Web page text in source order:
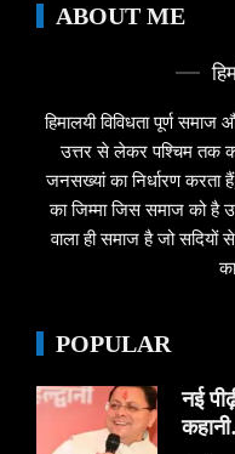
ABOUT ME
हिमालयी विविधता पूर्ण
उत्तर से लेकर पश्चिम तक
जनसख्यां का निर्धारण करता
का जिम्मा जिस समाज को है
वाला ही समाज है जो
POPULAR
नई